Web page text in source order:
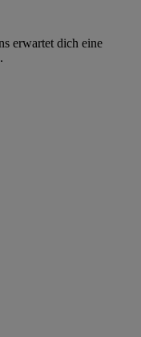
erwartet dich eine